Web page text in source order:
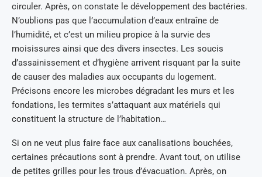
circuler. Après, on constate le développement des bactéries.
N’oublions pas que l’accumulation d’eaux entraîne de
l’humidité, et c’est un milieu propice à la survie des
moisissures ainsi que des divers insectes. Les soucis
d’assainissement et d’hygiène arrivent risquant par la suite
de causer des maladies aux occupants du logement.
Précisons encore les microbes dégradant les murs et les
fondations, les termites s’attaquant aux matériels qui
constituent la structure de l’habitation…
Si on ne veut plus faire face aux canalisations bouchées,
certaines précautions sont à prendre. Avant tout, on utilise
de petites grilles pour les trous d’évacuation. Après, on